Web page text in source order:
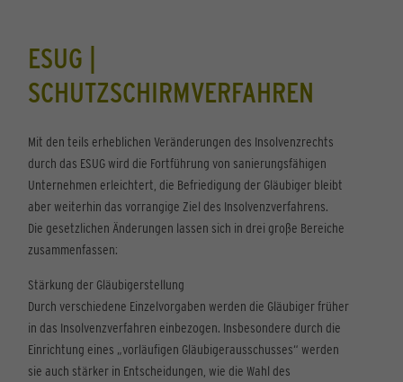
ESUG |
SCHUTZSCHIRMVERFAHREN
Mit den teils erheblichen Veränderungen des Insolvenzrechts
durch das ESUG wird die Fortführung von sanierungsfähigen
Unternehmen erleichtert, die Befriedigung der Gläubiger bleibt
aber weiterhin das vorrangige Ziel des Insolvenzverfahrens.
Die gesetzlichen Änderungen lassen sich in drei große Bereiche
zusammenfassen:
Stärkung der Gläubigerstellung
Durch verschiedene Einzelvorgaben werden die Gläubiger früher
in das Insolvenzverfahren einbezogen. Insbesondere durch die
Einrichtung eines „vorläufigen Gläubigerausschusses“ werden
sie auch stärker in Entscheidungen, wie die Wahl des